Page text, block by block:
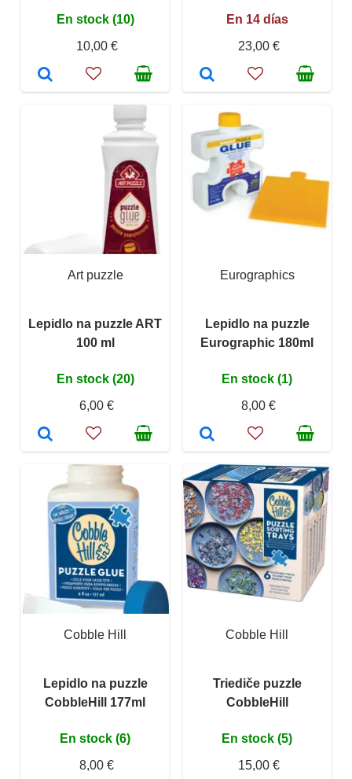
En stock (10)
10,00 €
En 14 días
23,00 €
Art puzzle
Lepidlo na puzzle ART
100 ml
En stock (20)
6,00 €
Eurographics
Lepidlo na puzzle
Eurographic 180ml
En stock (1)
8,00 €
Cobble Hill
Lepidlo na puzzle
CobbleHill 177ml
En stock (6)
8,00 €
Cobble Hill
Triediče puzzle
CobbleHill
En stock (5)
15,00 €